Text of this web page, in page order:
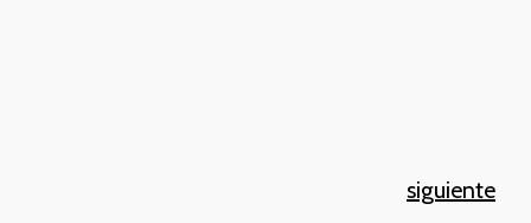
siguiente